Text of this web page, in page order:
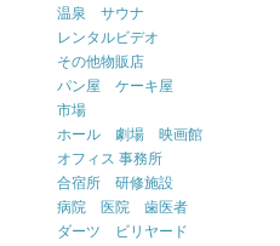
温泉 サウナ
レンタルビデオ
その他物販店
パン屋 ケーキ屋
市場
ホール 劇場 映画館
オフィス 事務所
合宿所 研修施設
病院 医院 歯医者
ダーツ ビリヤード